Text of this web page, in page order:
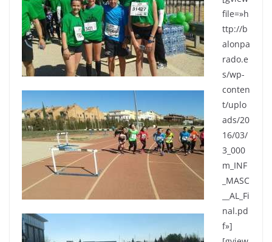
file=»h
ttp://b
alonpa
rado.e
s/wp-
conten
t/uplo
ads/20
16/03/
3_000
m_INF
_MASC
__AL_Fi
nal.pd
f»]